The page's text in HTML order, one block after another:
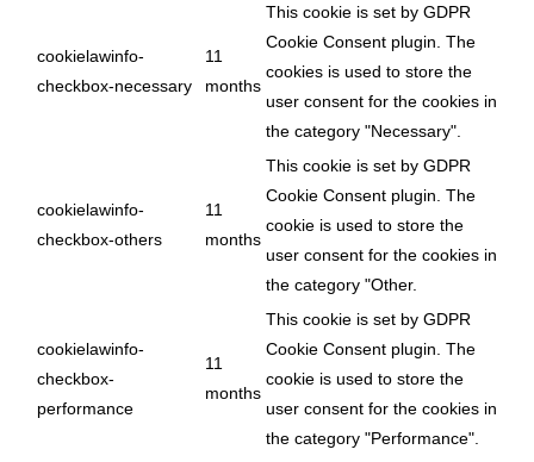
cookielawinfo-
checkbox-necessary
11
months
This cookie is set by GDPR
Cookie Consent plugin. The
cookies is used to store the
user consent for the cookies in
the category "Necessary".
cookielawinfo-
checkbox-others
11
months
This cookie is set by GDPR
Cookie Consent plugin. The
cookie is used to store the
user consent for the cookies in
the category "Other.
cookielawinfo-
checkbox-
performance
11
months
This cookie is set by GDPR
Cookie Consent plugin. The
cookie is used to store the
user consent for the cookies in
the category "Performance".